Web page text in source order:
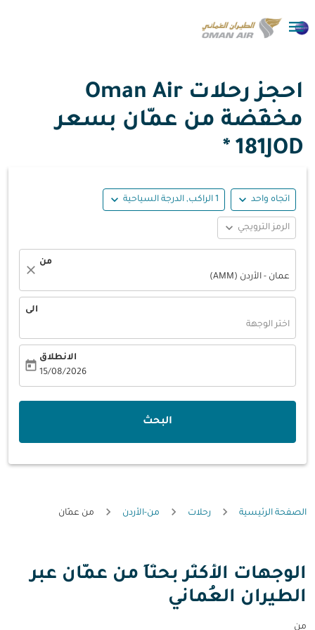

احجز رحلات Oman Air
مخفَضة من عمّان بسعر
181JOD *
اتجاه واحد expand_more 1 الراكب, الدرجة السياحية expand_more
الرمز الترويجي expand_more
من
عمان - الأردن (AMM)
close
الى
اختر الوجهة
الانطلاق
15/08/2026
today
البحث
الصفحة الرئيسية رحلات من-الأردن من عمّان
الوجهات الأكثر بحثاً من عمّان عبر
الطيران العُماني
من